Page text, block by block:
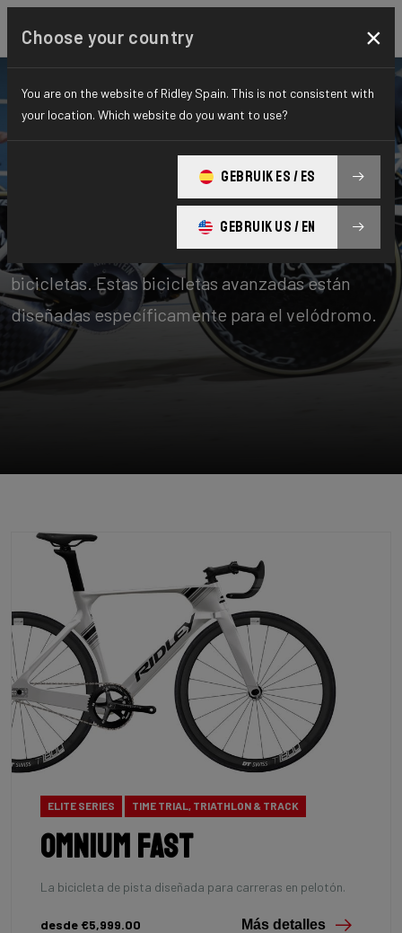
Time Trial, Triathlon & Track
La cumbre de la innovación y el diseño en
bicicletas. Estas bicicletas avanzadas están
diseñadas específicamente para el velódromo.
ELITE SERIES TIME TRIAL, TRIATHLON & TRACK
Omnium Fast
La bicicleta de pista diseñada para carreras en pelotón.
desde €5,999.00 Más detalles
Choose your country ×
You are on the website of Ridley Spain. This is not consistent with
your location. Which website do you want to use?
GEBRUIK ES / ES
GEBRUIK US / EN